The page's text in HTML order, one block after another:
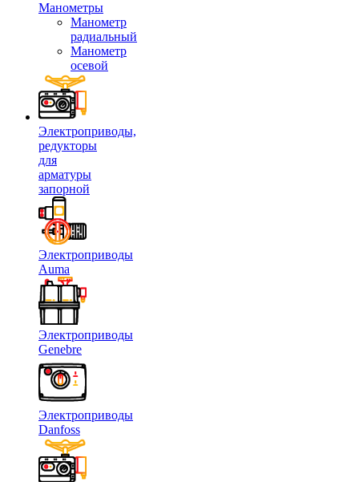
Манометры
Манометр
радиальный
Манометр
осевой
Электроприводы,
редукторы
для
арматуры
запорной
Электроприводы
Auma
Электроприводы
Genebre
Электроприводы
Danfoss